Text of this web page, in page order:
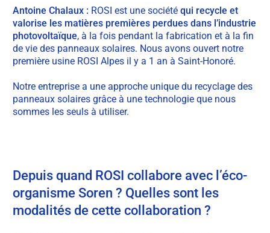
Antoine Chalaux : ROSI est une sociétéqui recycle et
valorise les matières premières perdues dans l’industrie
photovoltaïque, à la fois pendant la fabrication et à la fin
de vie des panneaux solaires. Nous avons ouvert notre
première usine ROSI Alpes il y a 1 an à Saint-Honoré.
Notre entreprise a une approche unique du recyclage des
panneaux solaires grâce à une technologie que nous
sommes les seuls à utiliser.
Depuis quand ROSI collabore avec l’éco-
organisme Soren ? Quelles sont les
modalités de cette collaboration ?